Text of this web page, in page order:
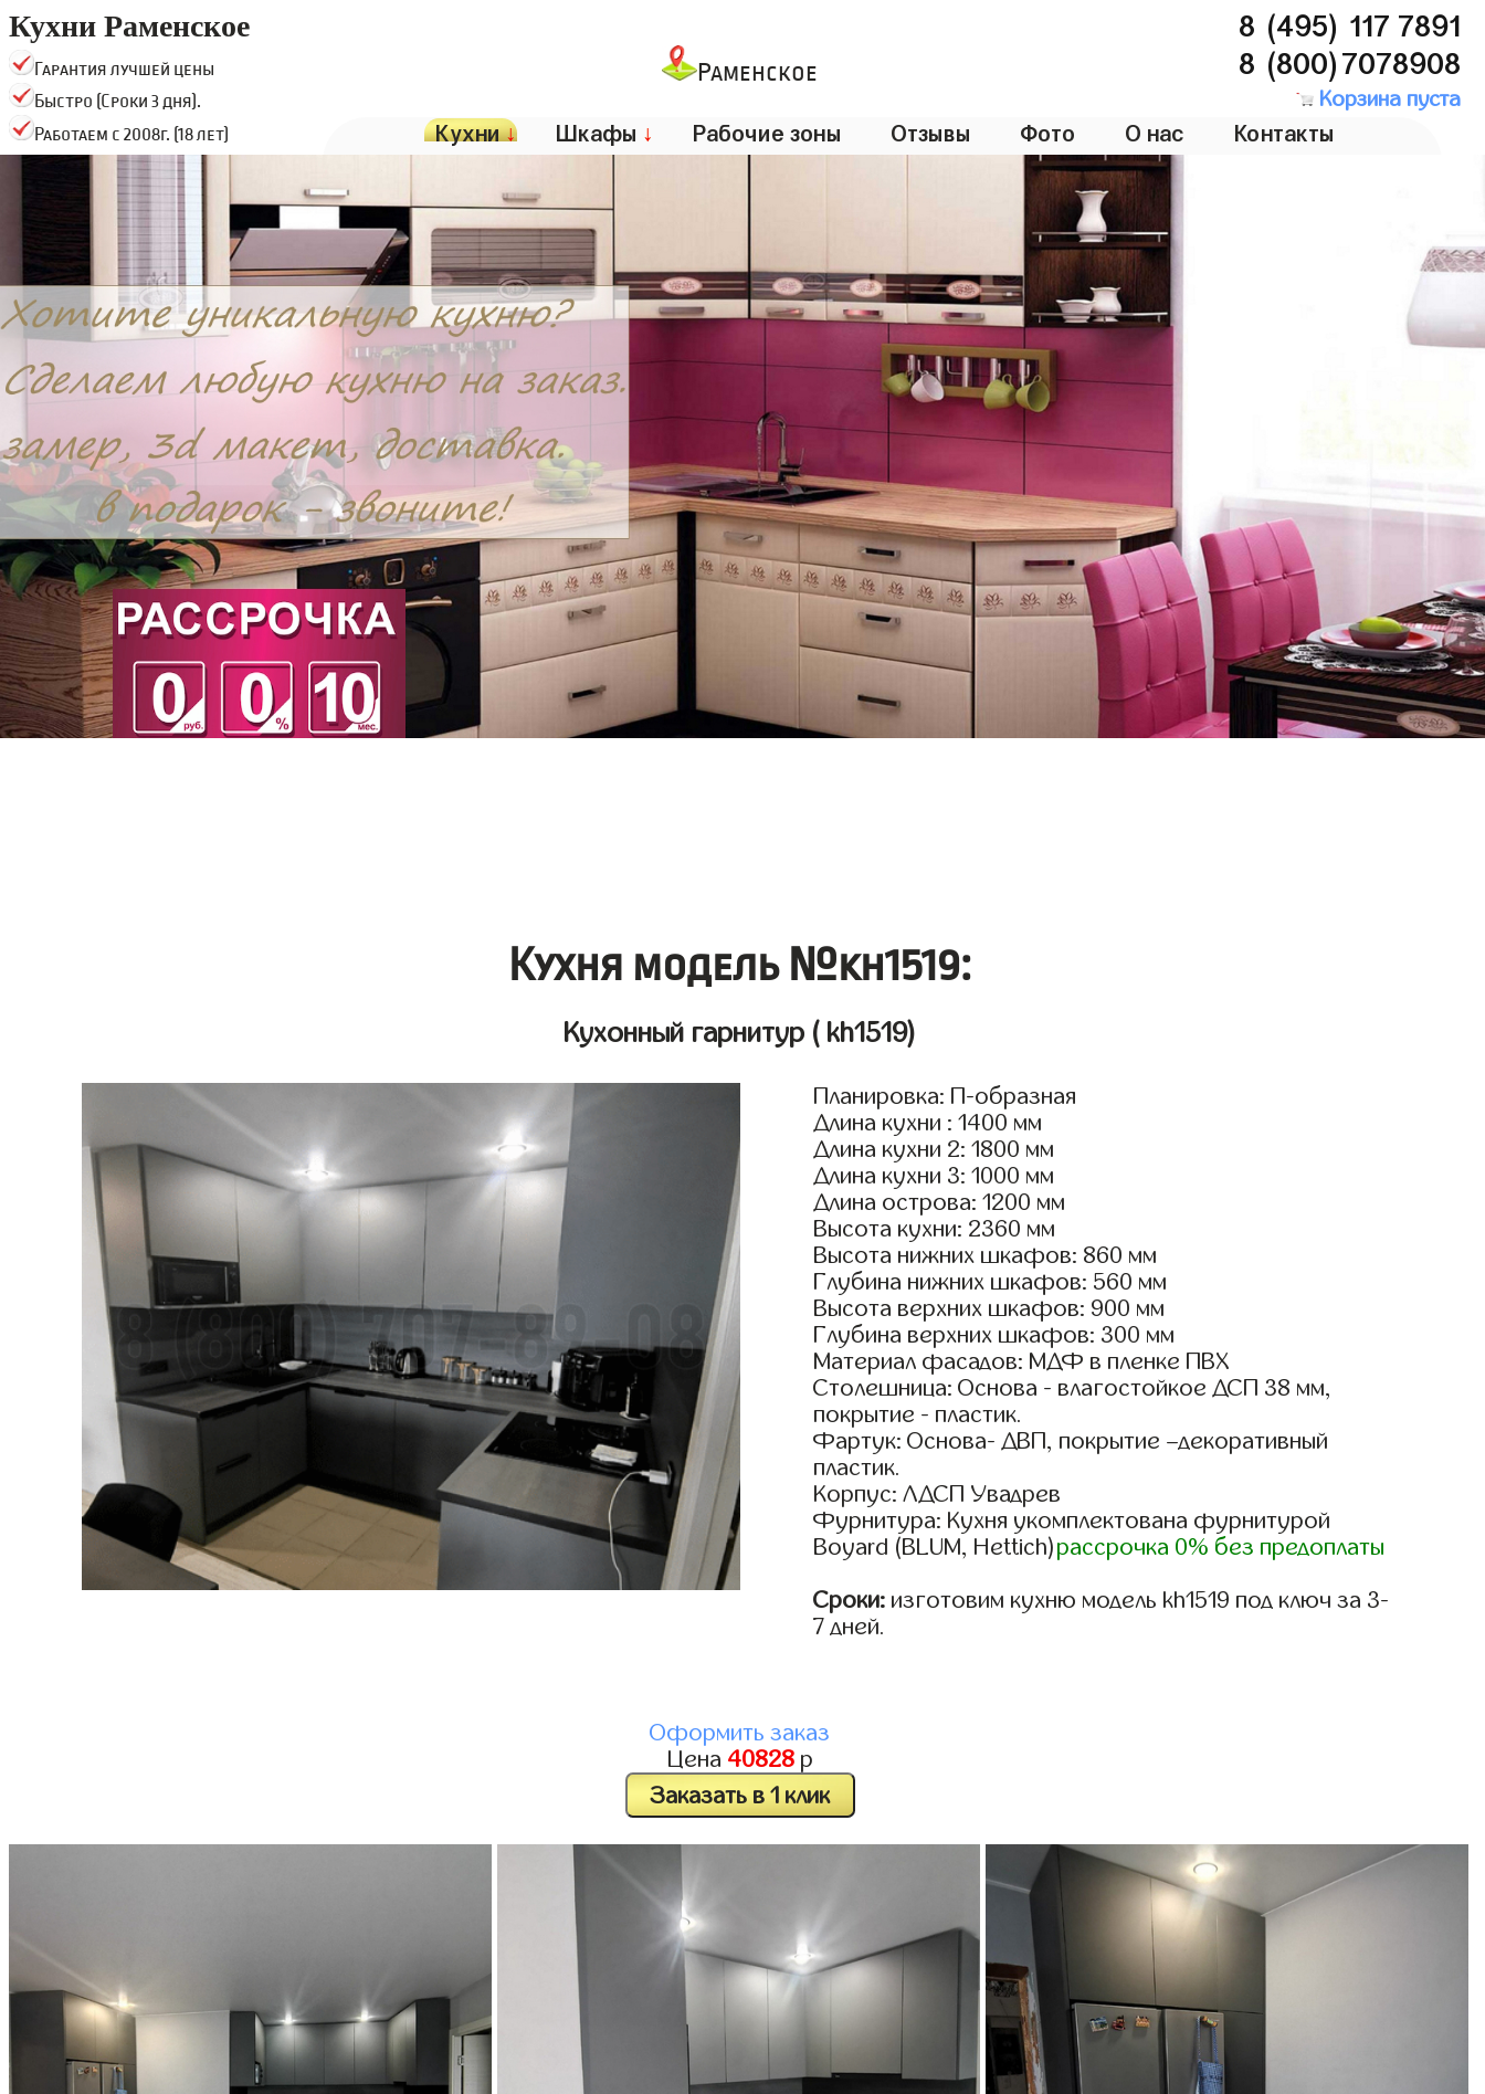
Кухни Раменское
Гарантия лучшей цены
Быстро (Сроки 3 дня).
Работаем с 2008г. (18 лет)
Раменское
8 (495) 117 7891
8 (800)7078908
Корзина пуста
Кухни↓ Шкафы ↓ Рабочие зоны Отзывы Фото О нас Контакты
Кухня модель №kh1519:
Кухонный гарнитур ( kh1519)
Планировка: П-образная
Длина кухни : 1400 мм
Длина кухни 2: 1800 мм
Длина кухни 3: 1000 мм
Длина острова: 1200 мм
Высота кухни: 2360 мм
Высота нижних шкафов: 860 мм
Глубина нижних шкафов: 560 мм
Высота верхних шкафов: 900 мм
Глубина верхних шкафов: 300 мм
Материал фасадов: МДФ в пленке ПВХ
Столешница: Основа - влагостойкое ДСП 38 мм,
покрытие - пластик.
Фартук: Основа- ДВП, покрытие –декоративный
пластик.
Корпус: ЛДСП Увадрев
Фурнитура: Кухня укомплектована фурнитурой
Boyard (BLUM, Hettich)рассрочка 0% без предоплаты
Сроки: изготовим кухню модель kh1519 под ключ за 3-
7 дней.
Оформить заказ
Цена 40828р
Заказать в 1 клик